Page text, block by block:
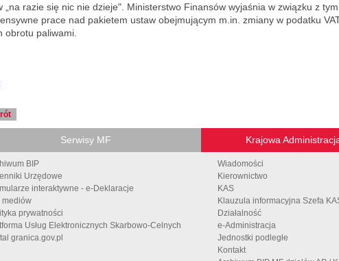
„na razie się nic nie dzieje". Ministerstwo Finansów wyjaśnia w związku z
prace nad pakietem ustaw obejmującym m.in. zmiany w podatku
obrotu paliwami.
Serwisy MF
BIP
Urzędowe
interaktywne - e-Deklaracje
mediów
prywatności
Usług Elektronicznych Skarbowo-Celnych
granica.gov.pl
Krajowa
Wiadomości
Kierownictwo
KAS
Klauzula informacyjna Szefa
Działalność
e-Administracja
Jednostki podległe
Kontakt